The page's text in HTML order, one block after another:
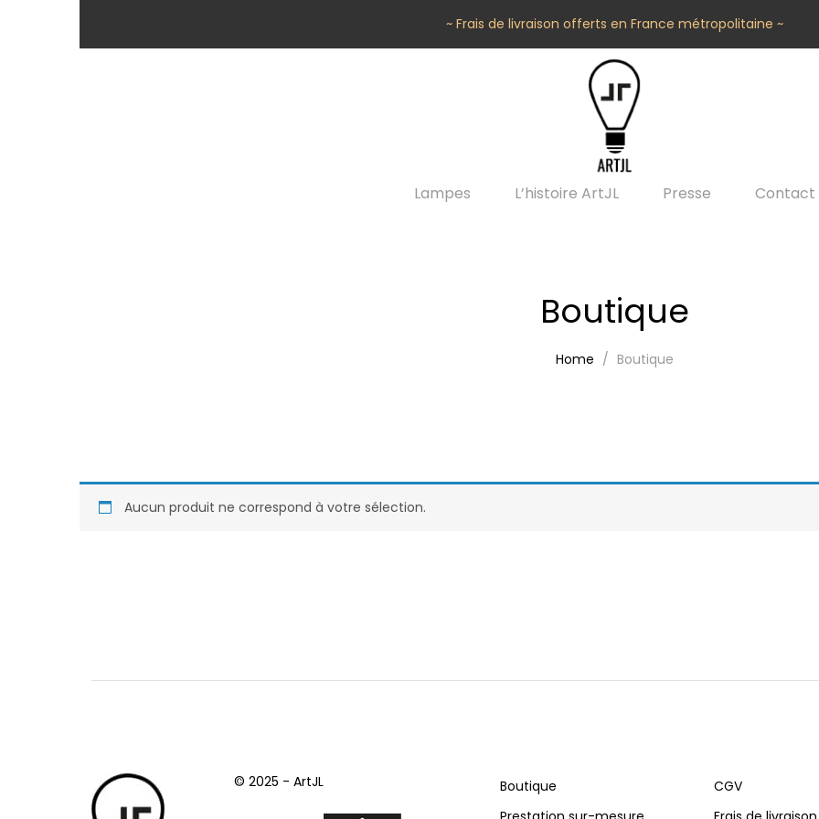
~ Frais de livraison offerts en France métropolitaine ~
Lampes L’histoire ArtJL Presse Contact
Boutique
Home Boutique
Aucun produit ne correspond à votre sélection.
© 2025 - ArtJL
Boutique
CGV